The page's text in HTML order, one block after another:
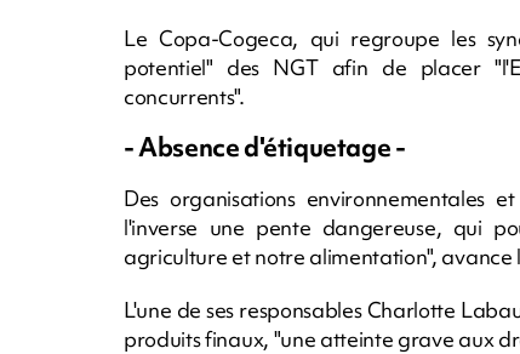
Le Copa-Cogeca, qui regroupe les
potentiel" des NGT afin de placer
concurrents".
- Absence d'étiquetage -
Des organisations environnementales
l'inverse une pente dangereuse, qui
agriculture et notre alimentation", avance
L'une de ses responsables Charlotte
produits finaux, "une atteinte grave aux